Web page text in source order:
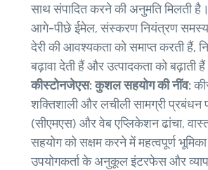
साथ संपादित करने की अनुमति मिलती है।
आगे-पीछे ईमेल, संस्करण नियंत्रण
देरी की आवश्यकता को समाप्त करती हैं,
बढ़ावा देती हैं और उत्पादकता को बढ़ाती
कीस्टोनजेएस: कुशल सहयोग की नींव:
शक्तिशाली और लचीली सामग्री प्रबंधन
(सीएमएस) और वेब एप्लिकेशन ढांचा,
सहयोग को सक्षम करने में महत्वपूर्ण
उपयोगकर्ता के अनुकूल इंटरफेस और